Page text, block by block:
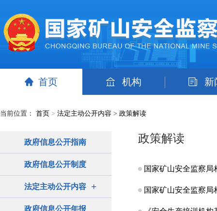
首页 机构 新
当前位置： 首页 > 法定主动公开内容 > 政策解读
政府信息公开指南
政府信息公开制度
法定主动公开内容 +
政府信息公开年报
政策解读
国家矿山安全监察
国家矿山安全监察